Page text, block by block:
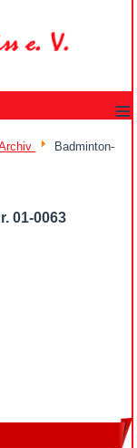
≡
Badminton-
01-0063